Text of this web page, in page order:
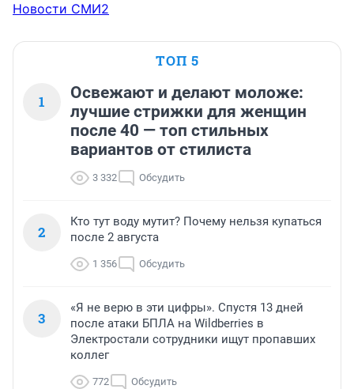
Новости СМИ2
ТОП 5
1
Освежают и делают моложе:
лучшие стрижки для женщин
после 40 — топ стильных
вариантов от стилиста
3 332 Обсудить
2
Кто тут воду мутит? Почему нельзя купаться
после 2 августа
1 356 Обсудить
3
«Я не верю в эти цифры». Спустя 13 дней
после атаки БПЛА на Wildberries в
Электростали сотрудники ищут пропавших
коллег
772 Обсудить